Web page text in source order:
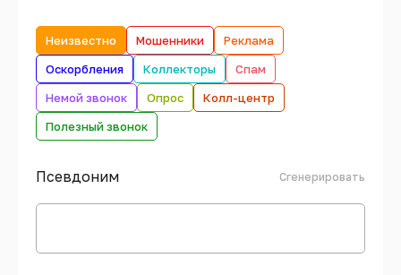
Неизвестно Мошенники
Реклама
Оскорбления
Коллекторы
Спам
Немой звонок
Опрос
Колл-центр
Полезный звонок
Псевдоним Сгенерировать